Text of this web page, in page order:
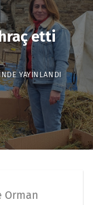
etti
YAYINLANDI
Orman